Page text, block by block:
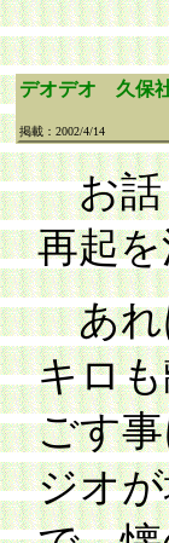
デオデオ 久保
掲載：2002/4/14
お話
再起
あれ
キロ
ごす
ジオ